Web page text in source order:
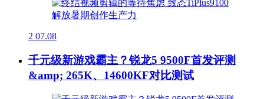
2 07.08
千元级新游戏霸主？锐龙5 9500F首发评测
&amp; 265K、14600KF对比测试